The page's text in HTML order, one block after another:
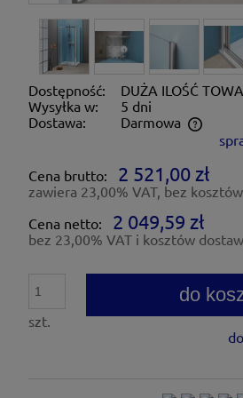
Dostępność:
DUŻA ILOŚĆ
Wysyłka w:
5 dni
Dostawa:
Darmowa
Cena nie zawiera ewentualnych
Cena brutto:
2 521,00 zł
zawiera 23,00% VAT, bez
Cena netto:
2 049,59 zł
bez 23,00% VAT i kosztów
szt.
do